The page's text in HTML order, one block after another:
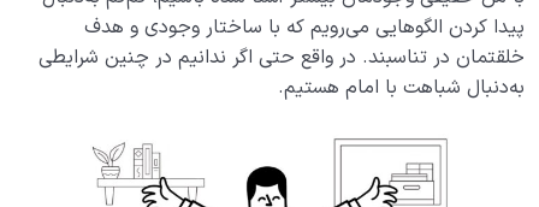
چیست؟
کسب قلب سلیم یعنی چه؟ بدون قلب سلیم چه شرایطی
خواهیم داشت؟
شباهت با امام چیست؟ چه‌موقع به ضرورت شباهت با امام
می‌رسیم؟
پیدا کردن الگوهایی می‌رویم که با ساختار وجودی و هدف
خلقتمان در تناسبند. در واقع حتی اگر ندانیم در چنین شرایطی
به‌دنبال شباهت با امام هستیم.